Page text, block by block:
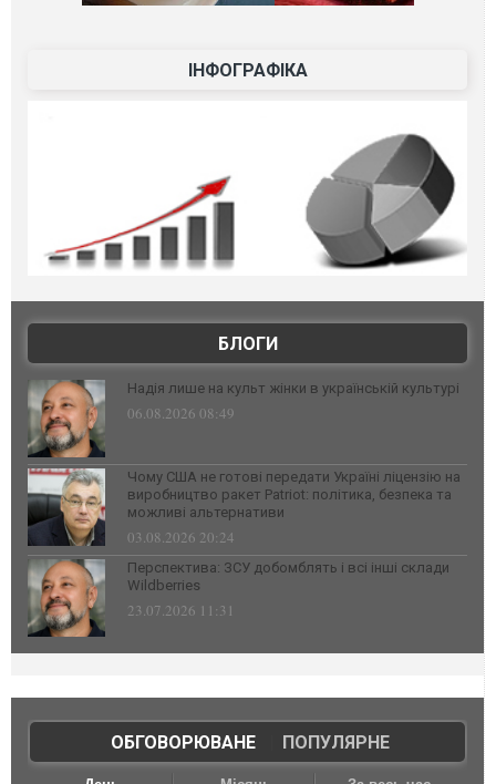
ІНФОГРАФІКА
БЛОГИ
Надія лише на культ жінки в українській культурі
06.08.2026 08:49
Чому США не готові передати Україні ліцензію на
виробництво ракет Patriot: політика, безпека та
можливі альтернативи
03.08.2026 20:24
Перспектива: ЗСУ добомблять і всі інші склади
Wildberries
23.07.2026 11:31
ОБГОВОРЮВАНЕ| ПОПУЛЯРНЕ